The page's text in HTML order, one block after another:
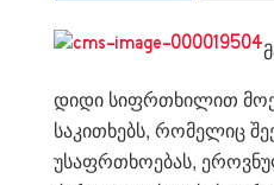
დიდი სიფრთხილით
საკითხებს, რომელიც
უსაფრთხოებას,